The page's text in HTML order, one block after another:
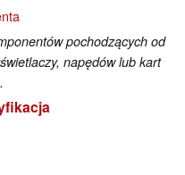
pochodzących od
napędów lub kart